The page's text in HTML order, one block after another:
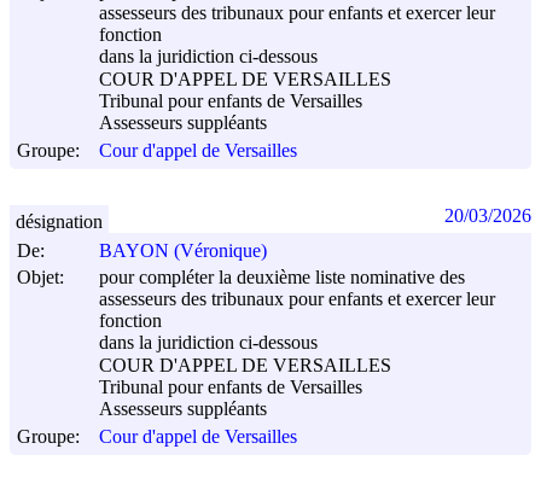
assesseurs des tribunaux pour enfants et exercer leur
fonction
dans la juridiction ci-dessous
COUR D'APPEL DE VERSAILLES
Tribunal pour enfants de Versailles
Assesseurs suppléants
Groupe:
Cour d'appel de Versailles
De:
BAYON (Véronique)
Objet:
pour compléter la deuxième liste nominative des
assesseurs des tribunaux pour enfants et exercer leur
fonction
dans la juridiction ci-dessous
COUR D'APPEL DE VERSAILLES
Tribunal pour enfants de Versailles
Assesseurs suppléants
Groupe:
Cour d'appel de Versailles
désignation 20/03/2026